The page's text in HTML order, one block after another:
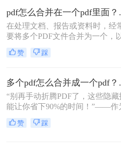
急的！”这样的场景，你是否熟悉pdf怎
在处理文档、报告或资料时，经
要将多个PDF文件合并为一个，
于查阅和管理。那么pdf怎么合并
个pdf里面呢？本文将介绍两种将
赞 踩
多个pdf
“别再手动折腾PDF了，这些隐藏
能让你省下90%的时间！”——作
事电脑办公软件测评多年的博主
编经常收到读者关于PDF合并的求
赞 踩